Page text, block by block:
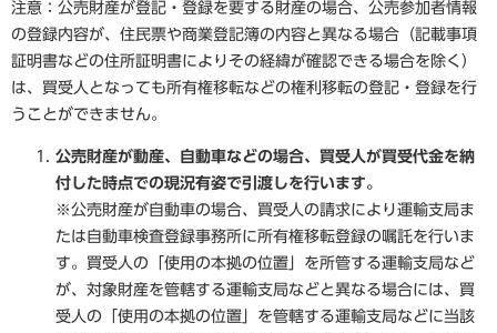
注意：公売財産が登記・登録を要する財産の場合、公売参加者情報
の登録内容が、住民票や商業登記簿の内容と異なる場合（記載事項
証明書などの住所証明書によりその経緯が確認できる場合を除く）
は、買受人となっても所有権移転などの権利移転の登記・登録を行
うことができません。
公売財産が動産、自動車などの場合、買受人が買受代金を納
付した時点での現況有姿で引渡しを行います。
※公売財産が自動車の場合、買受人の請求により運輸支局ま
たは自動車検査登録事務所に所有権移転登録の嘱託を行いま
す。買受人の「使用の本拠の位置」を所管する運輸支局など
が、対象財産を管轄する運輸支局などと異なる場合には、買
受人の「使用の本拠の位置」を管轄する運輸支局などに当該